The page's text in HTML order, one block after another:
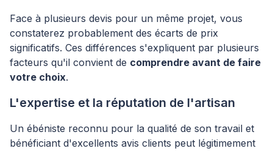
Face à plusieurs devis pour un même projet, vous
constaterez probablement des écarts de prix
significatifs. Ces différences s'expliquent par plusieurs
facteurs qu'il convient de comprendre avant de faire
votre choix.
L'expertise et la réputation de l'artisan
Un ébéniste reconnu pour la qualité de son travail et
bénéficiant d'excellents avis clients peut légitimement